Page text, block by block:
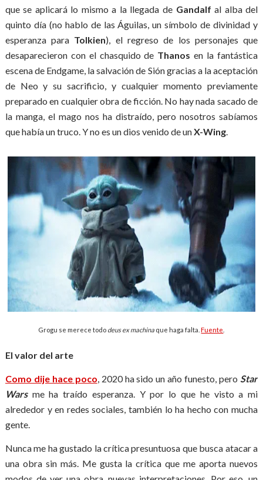
que se aplicará lo mismo a la llegada de Gandalfal alba del
quinto día (no hablo de las Águilas, un símbolo de divinidad y
esperanza para Tolkien), el regreso de los personajes que
desaparecieron con el chasquido de Thanosen la fantástica
escena de Endgame, la salvación de Sión gracias a la aceptación
de Neo y su sacrificio, y cualquier momento previamente
preparado en cualquier obra de ficción. No hay nada sacado de
la manga, el mago nos ha distraído, pero nosotros sabíamos
que había un truco. Y no es un dios venido de unX-Wing.
Grogu se merece todo deus ex machina que haga falta.Fuente
El valor del arte
Como dije hace poco, 2020 ha sido un año funesto, peroStar
Warsme ha traído esperanza. Y por lo que he visto a mi
alrededor y en redes sociales, también lo ha hecho con mucha
gente.
Nunca me ha gustado la crítica presuntuosa que busca atacar a
una obra sin más. Me gusta la crítica que me aporta nuevos